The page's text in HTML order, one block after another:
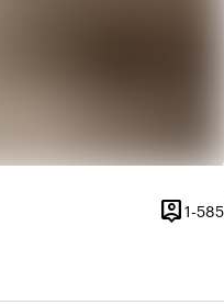
person_pin1-585